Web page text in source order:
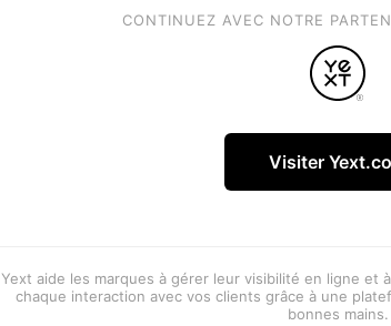
CONTINUEZ AVEC NOTRE
Visiter
Yext aide les marques à gérer leur visibilité en ligne et
chaque interaction avec vos clients grâce à une
bonnes mains.